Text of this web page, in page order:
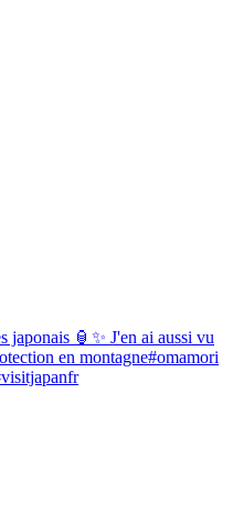
japonais 🏮✨ J'en ai aussi vu
en montagne#omamori